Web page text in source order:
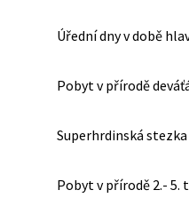
Úřední dny v době
Pobyt v přírodě
Superhrdinská
Pobyt v přírodě 2.- 5.